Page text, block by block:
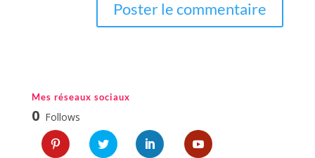
Mes réseaux sociaux
0 Follows